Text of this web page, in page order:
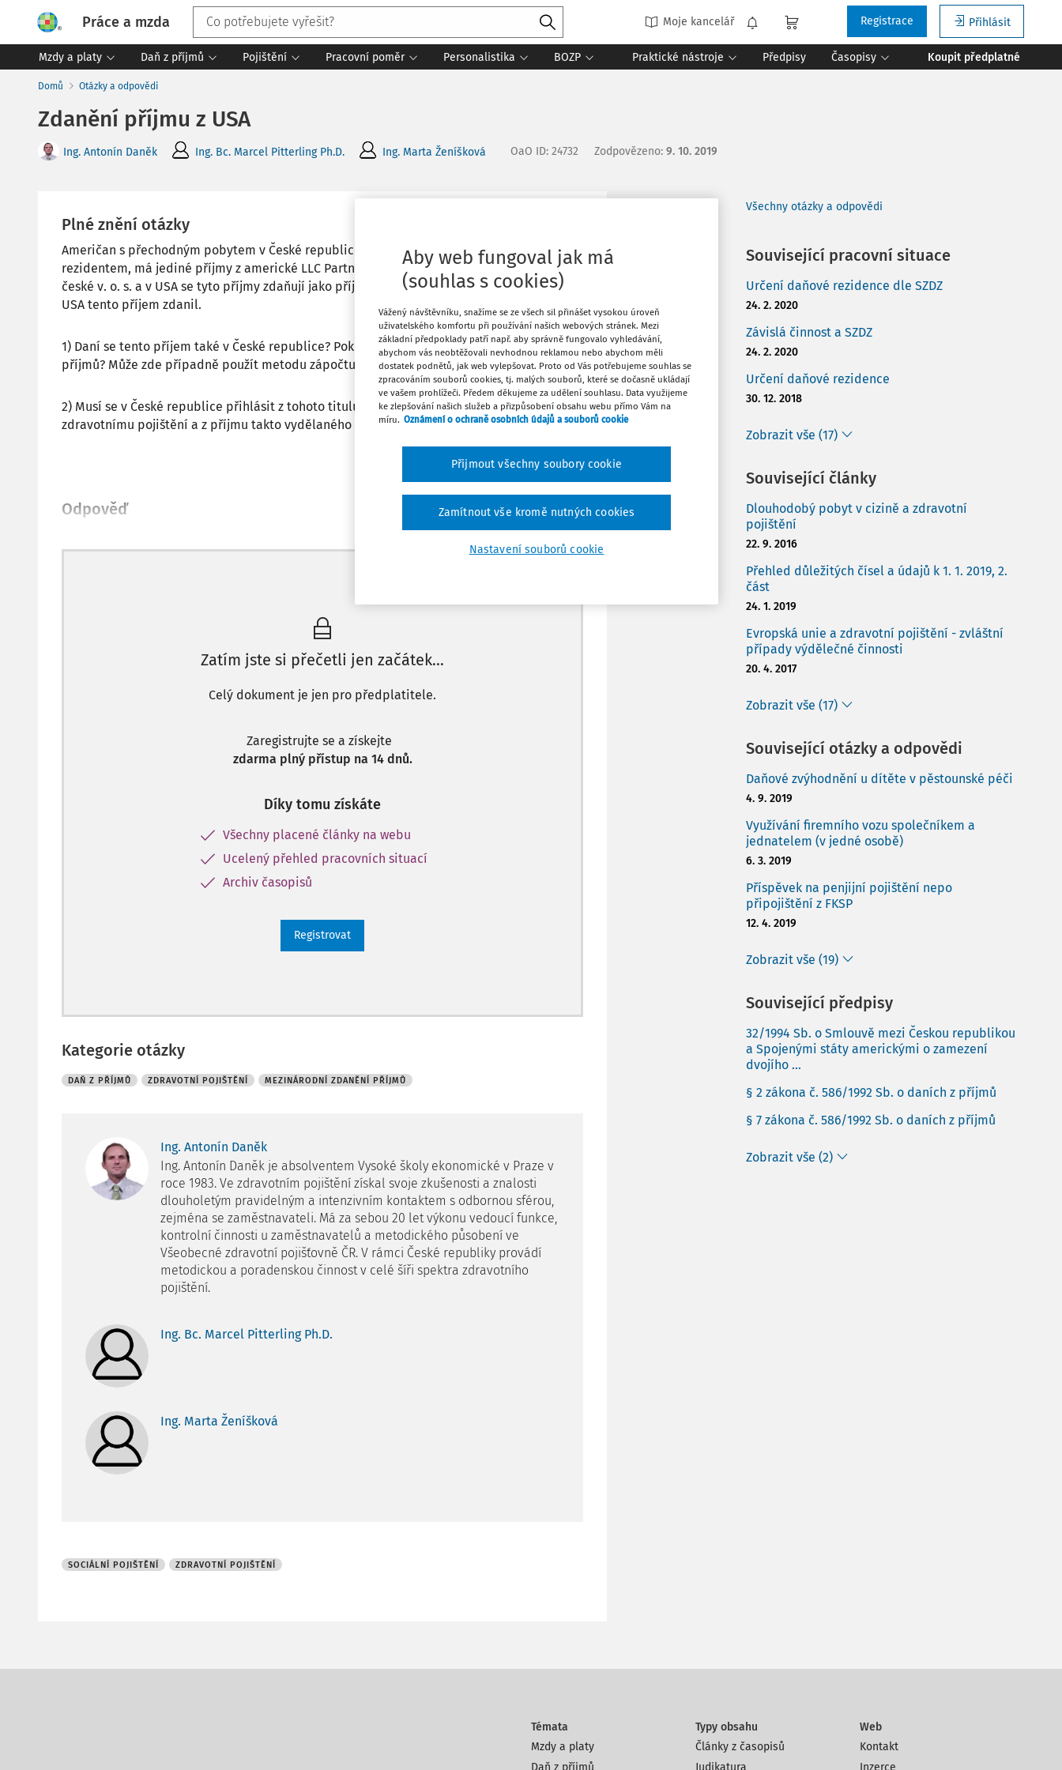
Práce a mzda Moje kancelář Přihlásit
Registrace
Mzdy a platy Daň z příjmů Pojištění Pracovní poměr Personalistika BOZP Praktické nástroje Předpisy Časopisy Koupit předplatné
Domů Otázky a odpovědi
Zdanění příjmu z USA
Ing. Antonín Daněk Ing. Bc. Marcel Pitterling Ph.D. Ing. Marta Ženíšková OaO ID: 24732 Zodpovězeno: 9. 10. 2019
Plné znění otázky
Američan s přechodným pobytem v České republice, který je českým daňovým
rezidentem, má jediné příjmy z americké LLC Partnership společnosti. Je to ekvivalent
české v. o. s. a v USA se tyto příjmy zdaňují jako příjmy ze samostatné výdělečné činnosti. V
USA tento příjem zdanil.
1) Daní se tento příjem také v České republice? Pokud ano, jde o § 7 zákona o daních z
příjmů? Může zde případně použít metodu zápočtu či vynětí tohoto příjmu?
2) Musí se v České republice přihlásit z tohoto titulu k důchodovému pojištění a veřejnému
zdravotnímu pojištění a z příjmu takto vydělaného platit pojištění?
Odpověď
Zatím jste si přečetli jen začátek…
Celý dokument je jen pro předplatitele.
Zaregistrujte se a získejte
zdarma plný přístup na 14 dnů.
Díky tomu získáte
Všechny placené články na webu
Ucelený přehled pracovních situací
Archiv časopisů
Registrovat
Kategorie otázky
DAŇ Z PŘÍJMŮ ZDRAVOTNÍ POJIŠTĚNÍ MEZINÁRODNÍ ZDANĚNÍ PŘÍJMŮ
Ing. Antonín Daněk
Ing. Antonín Daněk je absolventem Vysoké školy ekonomické v Praze v
roce 1983. Ve zdravotním pojištění získal svoje zkušenosti a znalosti
dlouholetým pravidelným a intenzivním kontaktem s odbornou sférou,
zejména se zaměstnavateli. Má za sebou 20 let výkonu vedoucí funkce,
kontrolní činnosti u zaměstnavatelů a metodického působení ve
Všeobecné zdravotní pojišťovně ČR. V rámci České republiky provádí
metodickou a poradenskou činnost v celé šíři spektra zdravotního
pojištění.
Ing. Bc. Marcel Pitterling Ph.D.
Ing. Marta Ženíšková
SOCIÁLNÍ POJIŠTĚNÍ ZDRAVOTNÍ POJIŠTĚNÍ
Tisknout
Sdílet
Poznámka
Všechny otázky a odpovědi
Související pracovní situace
Určení daňové rezidence dle SZDZ
24. 2. 2020
Závislá činnost a SZDZ
24. 2. 2020
Určení daňové rezidence
30. 12. 2018
Zobrazit vše (17)
Související články
Dlouhodobý pobyt v cizině a zdravotní
pojištění
22. 9. 2016
Přehled důležitých čísel a údajů k 1. 1. 2019, 2.
část
24. 1. 2019
Evropská unie a zdravotní pojištění - zvláštní
případy výdělečné činnosti
20. 4. 2017
Zobrazit vše (17)
Související otázky a odpovědi
Daňové zvýhodnění u dítěte v pěstounské péči
4. 9. 2019
Využívání firemního vozu společníkem a
jednatelem (v jedné osobě)
6. 3. 2019
Příspěvek na penjijní pojištění nepo
připojištění z FKSP
12. 4. 2019
Zobrazit vše (19)
Související předpisy
32/1994 Sb. o Smlouvě mezi Českou republikou
a Spojenými státy americkými o zamezení
dvojího ...
§ 2 zákona č. 586/1992 Sb. o daních z příjmů
§ 7 zákona č. 586/1992 Sb. o daních z příjmů
Zobrazit vše (2)
Témata
Mzdy a platy
Daň z příjmů
Typy obsahu
Články z časopisů
Judikatura
Web
Kontakt
Inzerce
Aby web fungoval jak má
(souhlas s cookies)
Vážený návštěvníku, snažíme se ze všech sil přinášet vysokou úroveň
uživatelského komfortu při používání našich webových stránek. Mezi
základní předpoklady patří např. aby správně fungovalo vyhledávání,
abychom vás neobtěžovali nevhodnou reklamou nebo abychom měli
dostatek podnětů, jak web vylepšovat. Proto od Vás potřebujeme souhlas se
zpracováním souborů cookies, tj. malých souborů, které se dočasně ukládají
ve vašem prohlížeči. Předem děkujeme za udělení souhlasu. Data využijeme
ke zlepšování našich služeb a přizpůsobení obsahu webu přímo Vám na
míru. Oznámení o ochraně osobních údajů a souborů cookie
Nastavení souborů cookie
Zamítnout vše kromě nutných cookies
Přijmout všechny soubory cookie